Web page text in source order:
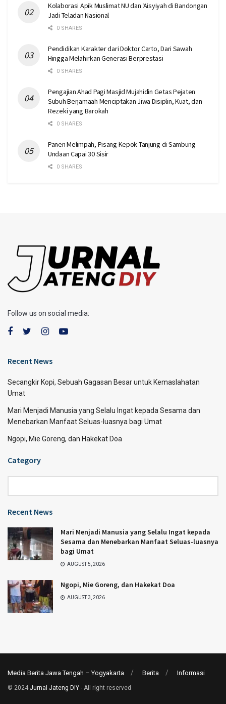
Kolaborasi Apik Muslimat NU dan ‘Aisyiyah di Bandongan
Jadi Teladan Nasional
0 SHARES
Pendidikan Karakter dari Doktor Carto, Dari Sawah
Hingga Melahirkan Generasi Berprestasi
0 SHARES
Pengajian Ahad Pagi Masjid Mujahidin Getas Pejaten
Subuh Berjamaah Menciptakan Jiwa Disiplin, Kuat, dan
Rezeki yang Barokah
0 SHARES
Panen Melimpah, Pisang Kepok Tanjung di Sambung
Undaan Capai 30 Sisir
0 SHARES
Follow us on social media:
Recent News
Secangkir Kopi, Sebuah Gagasan Besar untuk Kemaslahatan
Umat
Mari Menjadi Manusia yang Selalu Ingat kepada Sesama dan
Menebarkan Manfaat Seluas-luasnya bagi Umat
Ngopi, Mie Goreng, dan Hakekat Doa
Category
Recent News
Mari Menjadi Manusia yang Selalu Ingat kepada
Sesama dan Menebarkan Manfaat Seluas-luasnya
bagi Umat
AUGUST 5, 2026
Ngopi, Mie Goreng, dan Hakekat Doa
AUGUST 3, 2026
Media Berita Jawa Tengah – Yogyakarta Berita Informasi
© 2024 Jurnal Jateng DIY - All right reserved